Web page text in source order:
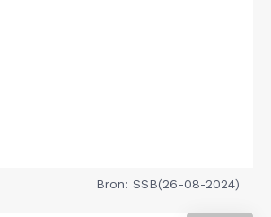
Bron: SSB(26-08-2024)